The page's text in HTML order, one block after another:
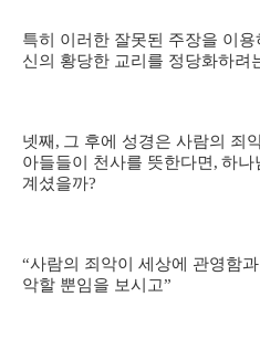
특히 이러한 잘못된 주장을 이
신의 황당한 교리를 정당화하려
넷째 , 그 후에 성경은 사람의 죄
아들들이 천사를 뜻한다면 , 하나
계셨을까?
“사람의 죄악이 세상에 관영함
악할 뿐임을 보시고”